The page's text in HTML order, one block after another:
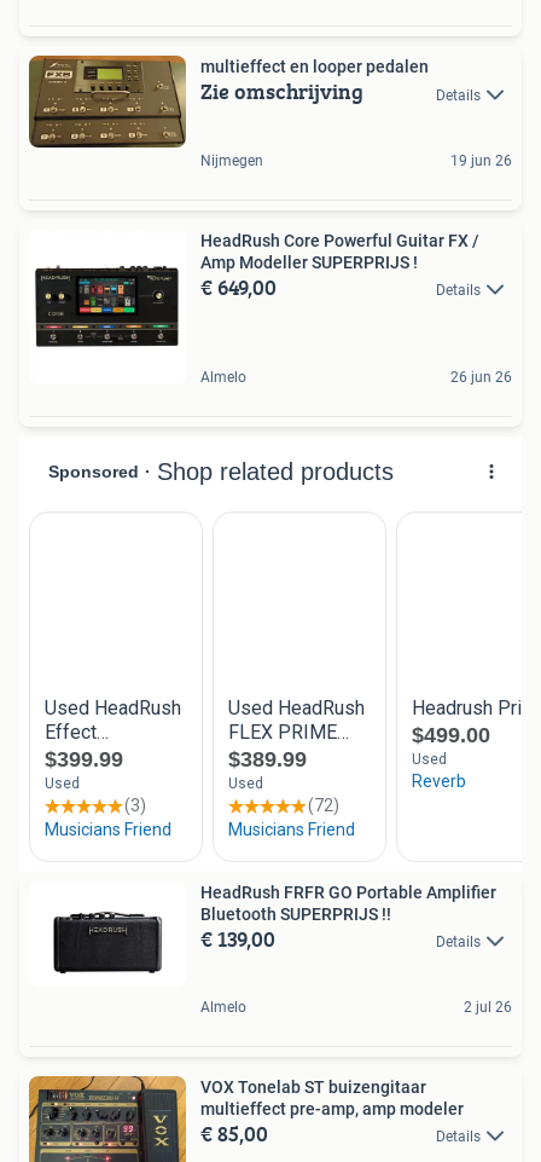
multieffect en looper pedalen
Zie omschrijving Details
Nijmegen 19 jun 26
HeadRush Core Powerful Guitar FX /
Amp Modeller SUPERPRIJS !
€ 649,00 Details
Almelo 26 jun 26
HeadRush FRFR GO Portable Amplifier
Bluetooth SUPERPRIJS !!
€ 139,00 Details
Almelo 2 jul 26
VOX Tonelab ST buizengitaar
multieffect pre-amp, amp modeler
€ 85,00 Details